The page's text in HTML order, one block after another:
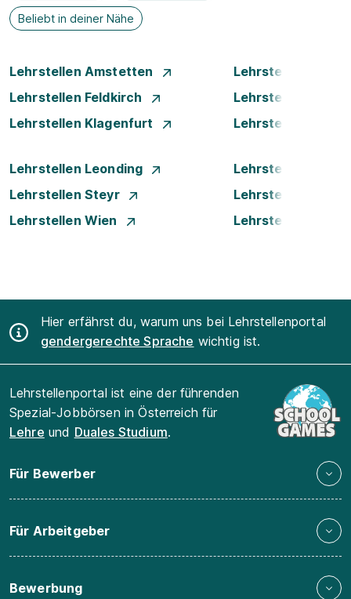
Beliebt in deiner Nähe
Lehrstellen Amstetten
Lehrstellen
Lehrstellen Feldkirch
Lehrstellen Graz
Lehrstellen Klagenfurt
Lehrstellen
Lehrstellen Leonding
Lehrstellen Linz
Lehrstellen Steyr
Lehrstellen Traun
Lehrstellen Wien
Lehrstellen
Hier erfährst du, warum uns bei Lehrstellenportal
gendergerechte Sprache wichtig ist.
Lehrstellenportal ist eine der führenden
Spezial-Jobbörsen in Österreich für
Lehre und Duales Studium.
Für Bewerber
Für Arbeitgeber
Bewerbung